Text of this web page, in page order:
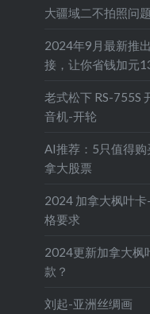
大疆域二不拍照问题
2024年9月最新推
接，让你省钱加元
老式松下 RS-755S
音机-开轮
AI推荐：5只值得
拿大股票
2024 加拿大枫叶
格要求
2024更新加拿大枫
款？
刘起-亚洲丝绸画